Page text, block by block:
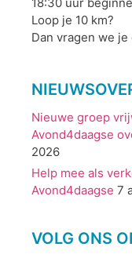
Loop je 10 km?
Dan vragen we
Nieuwe groep
Avond4daagse
2026
Help mee als
Avond4daagse 7
VOLG ONS